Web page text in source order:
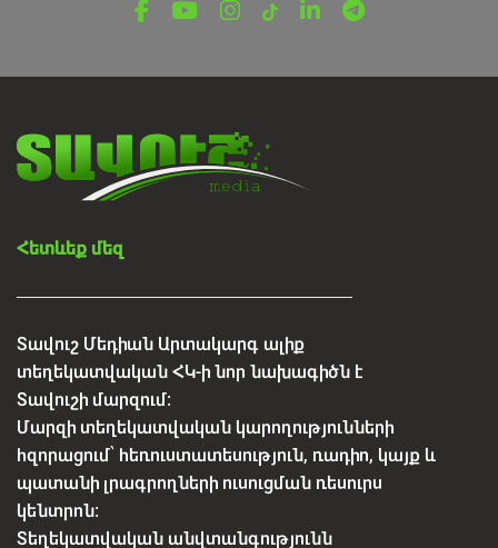
Հետևեք մեզ
Տավուշ Մեդիան Արտակարգ ալիք
տեղեկատվական ՀԿ-ի նոր նախագիծն է
Տավուշի մարզում:
Մարզի տեղեկատվական կարողությունների
հզորացում՝ հեռուստատեսություն, ռադիո, կայք և
պատանի լրագրողների ուսուցման ռեսուրս
կենտրոն:
Տեղեկատվական անվտանգությունն